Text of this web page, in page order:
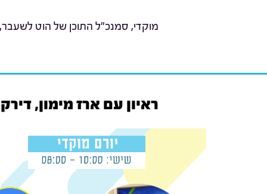
מוקדי, סמנכ"ל התוכן של הוט
ראיון עם ארז מימון,